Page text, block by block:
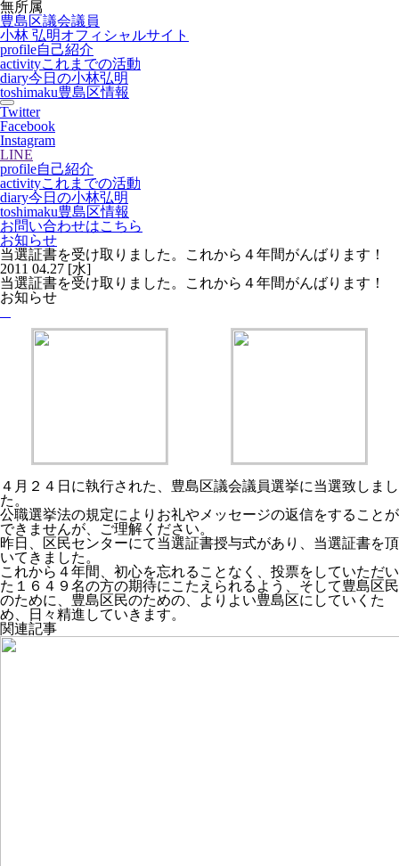
無所属
豊島区議会議員
小林 弘明オフィシャルサイト
profile自己紹介
activityこれまでの活動
diary今日の小林弘明
toshimaku豊島区情報
Twitter
Facebook
Instagram
LINE
profile自己紹介
activityこれまでの活動
diary今日の小林弘明
toshimaku豊島区情報
お問い合わせはこちら
お知らせ
当選証書を受け取りました。これから４年間がんばります！
2011 04.27 [水]
当選証書を受け取りました。これから４年間がんばります！
お知らせ
４月２４日に執行された、豊島区議会議員選挙に当選致しまし
た。
公職選挙法の規定によりお礼やメッセージの返信をすることが
できませんが、ご理解ください。
昨日、区民センターにて当選証書授与式があり、当選証書を頂
いてきました。
これから４年間、初心を忘れることなく、投票をしていただい
た１６４９名の方の期待にこたえられるよう、そして豊島区民
のために、豊島区民のための、よりよい豊島区にしていくた
め、日々精進していきます。
関連記事